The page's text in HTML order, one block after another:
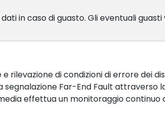
in caso di guasto. Gli eventuali
rilevazione di condizioni di errore dei
Far-End Fault attraverso
effettua un monitoraggio continuo